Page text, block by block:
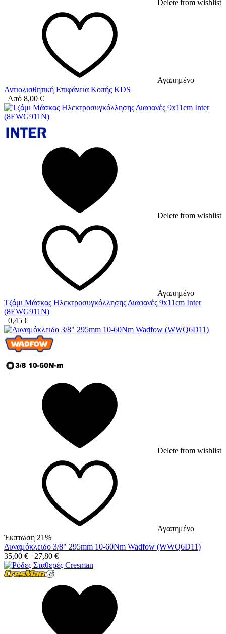
Delete from wishlist
Αγαπημένο
Αντιολισθητική Επιφάνεια Κοπής KDS
Από 8,00 €
Delete from wishlist
Αγαπημένο
Τζάμι Μάσκας Ηλεκτροσυγκόλλησης Διαφανές 9x11cm Inter
(8EWG911N)
0,45 €
Delete from wishlist
Αγαπημένο
Έκπτωση 21%
Δυναμόκλειδο 3/8" 295mm 10-60Nm Wadfow (WWQ6D11)
35,00 € 27,80 €